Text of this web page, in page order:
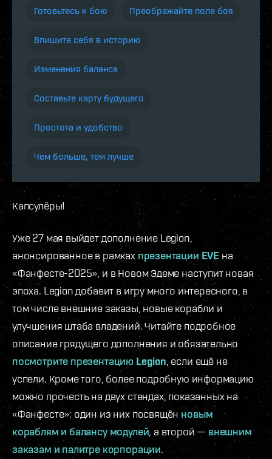
Готовьтесь к бою Преображайте поле боя
Впишите себя в историю
Изменения баланса
Составьте карту будущего
Простота и удобство
Чем больше, тем лучше
Капсулёры!
Уже 27 мая выйдет дополнение Legion,
анонсированное в рамках презентации EVE на
«Фанфесте-2025», и в Новом Эдеме наступит новая
эпоха. Legion добавит в игру много интересного, в
том числе внешние заказы, новые корабли и
улучшения штаба владений. Читайте подробное
описание грядущего дополнения и обязательно
посмотрите презентацию Legion , если ещё не
успели. Кроме того, более подробную информацию
можно прочесть на двух стендах, показанных на
«Фанфесте»: один из них посвящён новым
кораблям и балансу модулей , а второй — внешним
заказам и палитре корпорации.